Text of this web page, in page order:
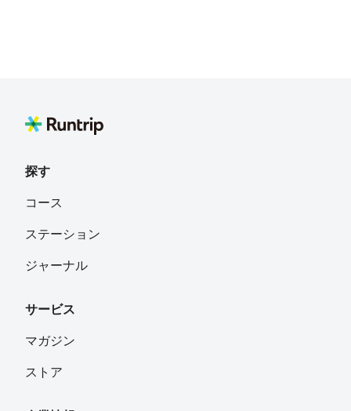
探す
コース
ステーション
ジャーナル
サービス
マガジン
ストア